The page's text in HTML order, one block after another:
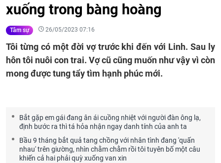
xuống trong bàng hoàng
Tâm sự 26/05/2023 07:16
Tôi từng có một đời vợ trước khi đến với Linh. Sau ly
hôn tôi nuôi con trai. Vợ cũ cũng muốn như vậy vì còn
mong được tung tẩy tìm hạnh phúc mới.
Bắt gặp em gái đang ân ái cuồng nhiệt với người đàn ông lạ,
định bước ra thì tá hỏa nhận ngay danh tính của anh ta
Bầu 9 tháng bắt quả tang chồng với nhân tình đang 'quấn
nhau' trên giường, nhìn chằm chằm rồi tôi tuyên bố một câu
khiến cả hai phải quỳ xuống van xin